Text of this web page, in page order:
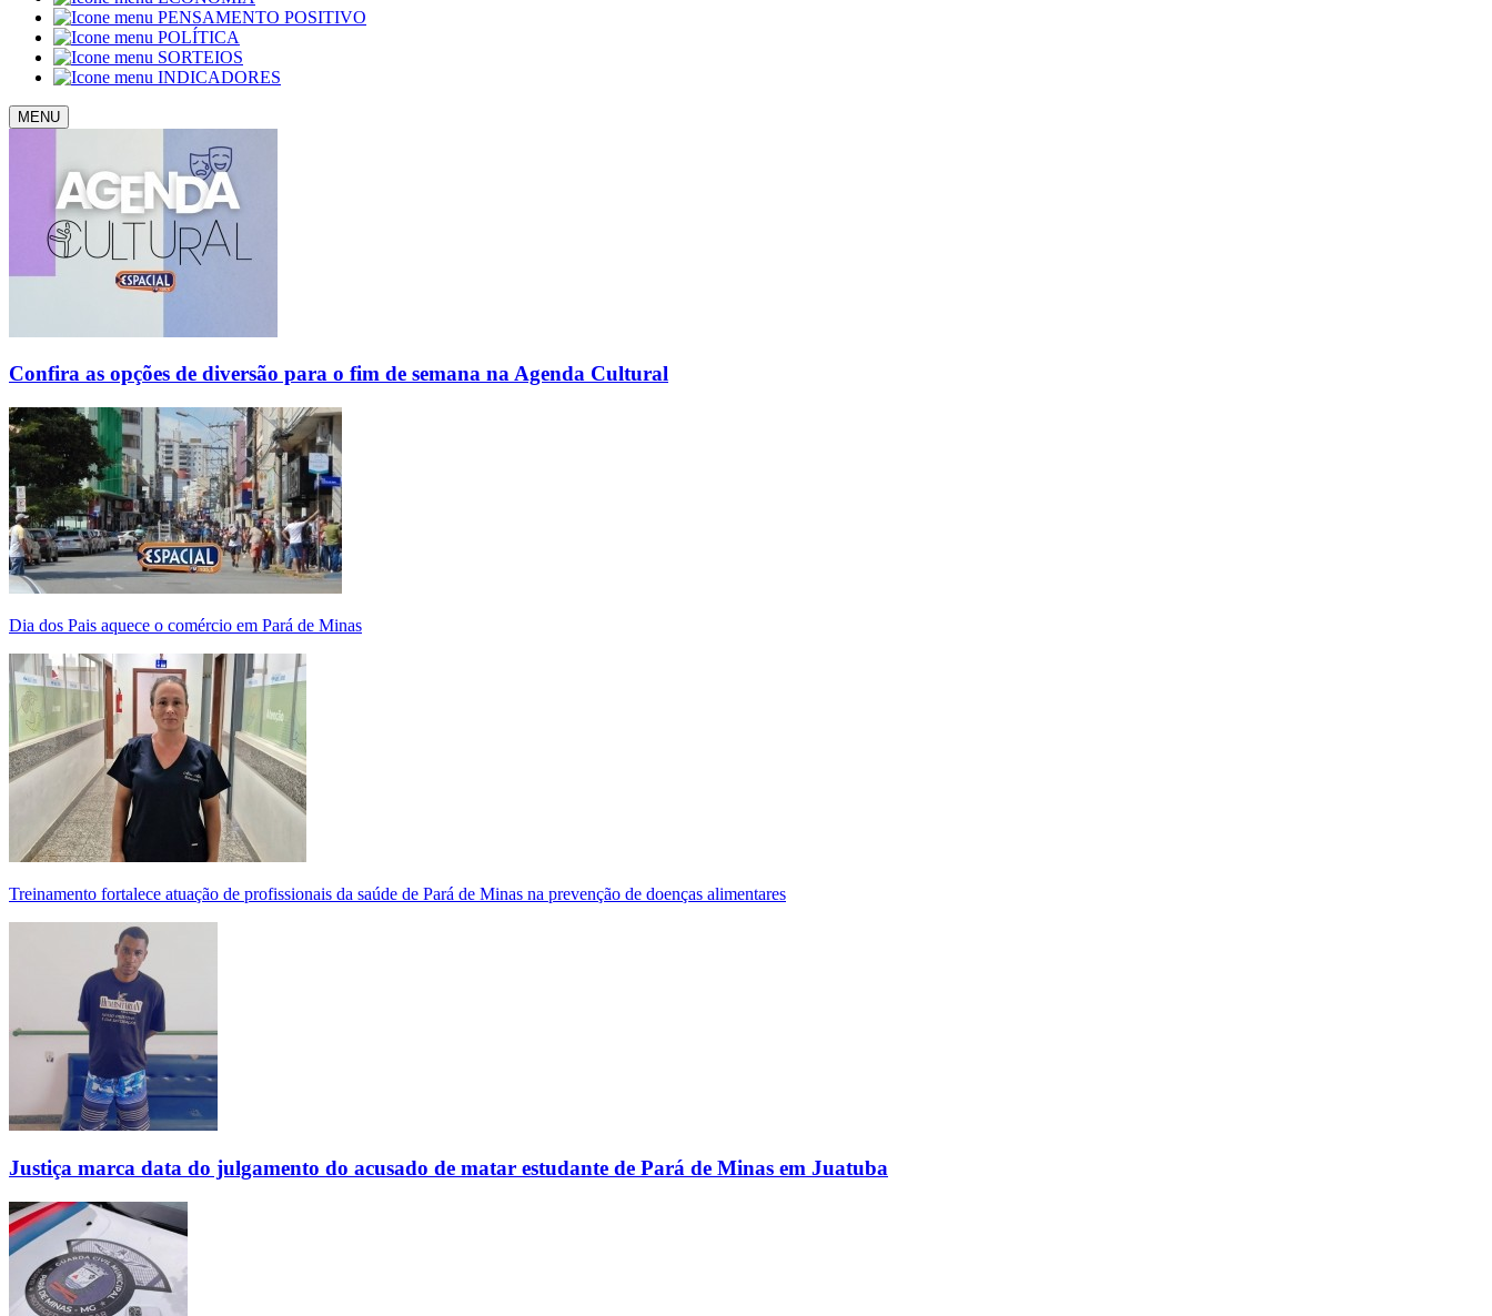
PENSAMENTO POSITIVO
POLÍTICA
SORTEIOS
INDICADORES
MENU
Confira as opções de diversão para o fim de semana na Agenda Cultural
Dia dos Pais aquece o comércio em Pará de Minas
Treinamento fortalece atuação de profissionais da saúde de Pará de Minas na prevenção de doenças alimentares
Justiça marca data do julgamento do acusado de matar estudante de Pará de Minas em Juatuba